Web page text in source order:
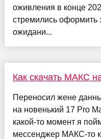
оживления в конце
стремились оформить
ожидани...
Как скачать МАКС
Переносил жене
на новенький 17 Pro
какой-то момент я
мессенджер МАКС-то